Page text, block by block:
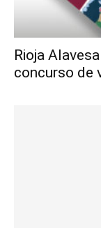
Rioja
concurso de